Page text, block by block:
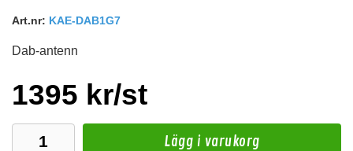
Snabblager 1-3 dagar
Art.nr: KAE-DAB1G7
Dab-antenn
1395 kr/st
Lägg i varukorg